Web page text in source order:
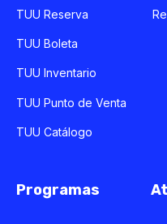
TUU Reserva
TUU Boleta
TUU Inventario
TUU Punto de Venta
TUU Catálogo
Programas